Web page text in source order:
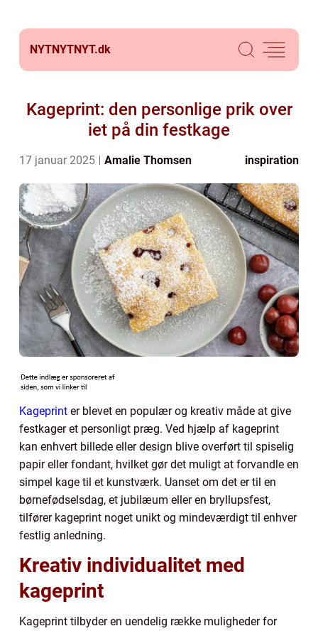
NYTNYTNYT.dk
Kageprint: den personlige prik over
iet på din festkage
17 januar 2025 Amalie Thomsen inspiration
Kageprint er blevet en populær og kreativ måde at give
festkager et personligt præg. Ved hjælp af kageprint
kan enhvert billede eller design blive overført til spiselig
papir eller fondant, hvilket gør det muligt at forvandle en
simpel kage til et kunstværk. Uanset om det er til en
børnefødselsdag, et jubilæum eller en bryllupsfest,
tilfører kageprint noget unikt og mindeværdigt til enhver
festlig anledning.
Kreativ individualitet med
kageprint
Kageprint tilbyder en uendelig række muligheder for